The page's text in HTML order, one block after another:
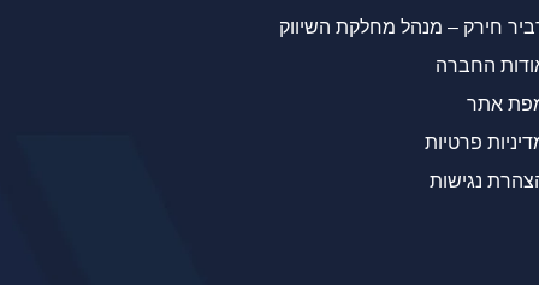
חירק – מנהל מחלקת השיווק
החברה
אתר
פרטיות
נגישות